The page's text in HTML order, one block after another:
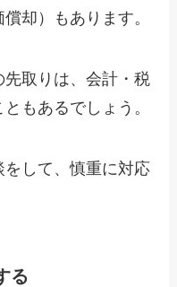
却）もあります。
先取りは、会計・税
もあるでしょう。
して、慎重に対応
る